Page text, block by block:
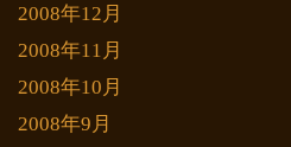
2008年12月
2008年11月
2008年10月
2008年9月